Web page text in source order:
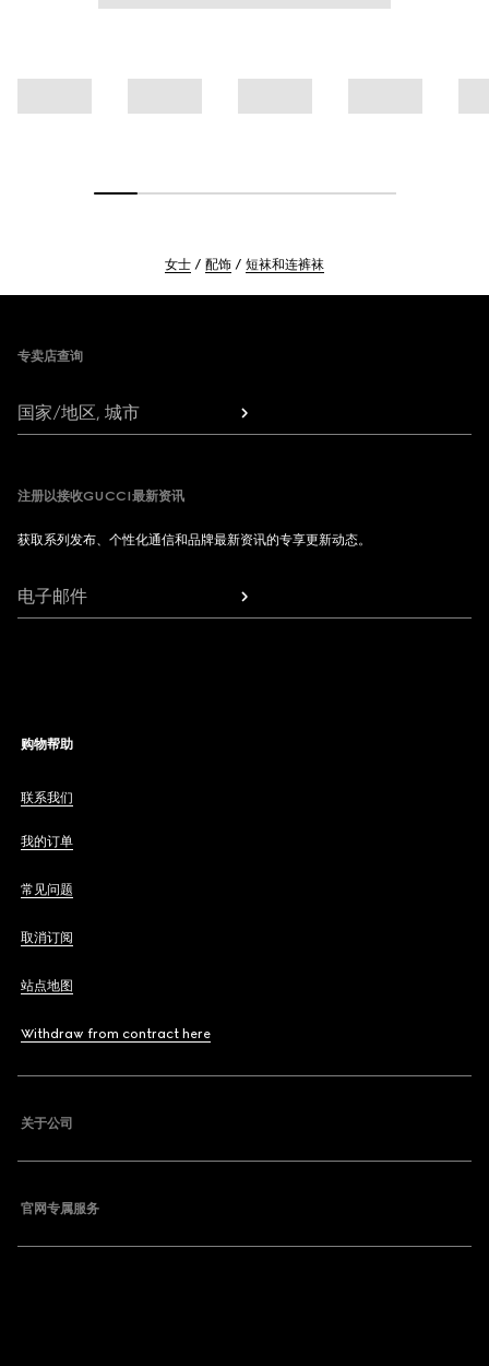
女士 配饰 短袜和连裤袜
专卖店查询
国家/地区, 城市
注册以接收GUCCI最新资讯
获取系列发布、个性化通信和品牌最新资讯的专享更新动态。
电子邮件
购物帮助
联系我们
我的订单
常见问题
取消订阅
站点地图
Withdraw from contract here
关于公司
官网专属服务